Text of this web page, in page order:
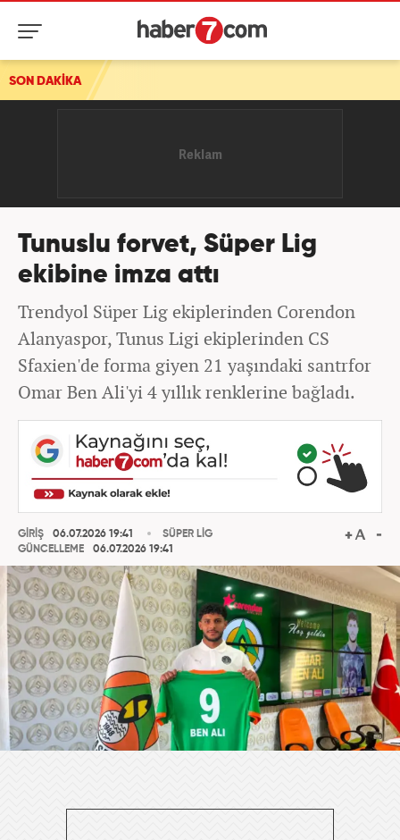
SON DAKİKA
Tunuslu forvet, Süper Lig
ekibine imza attı
Trendyol Süper Lig ekiplerinden Corendon
Alanyaspor, Tunus Ligi ekiplerinden CS
Sfaxien'de forma giyen 21 yaşındaki santrfor
Omar Ben Ali'yi 4 yıllık renklerine bağladı.
GİRİŞ
06.07.2026 19:41
GÜNCELLEME
06.07.2026 19:41
SÜPER LİG